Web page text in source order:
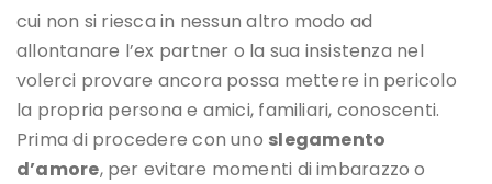
cui non si riesca in nessun altro modo ad
allontanare l’ex partner o la sua insistenza nel
volerci provare ancora possa mettere in pericolo
la propria persona e amici, familiari, conoscenti.
Prima di procedere con uno slegamento
d’amore, per evitare momenti di imbarazzo o